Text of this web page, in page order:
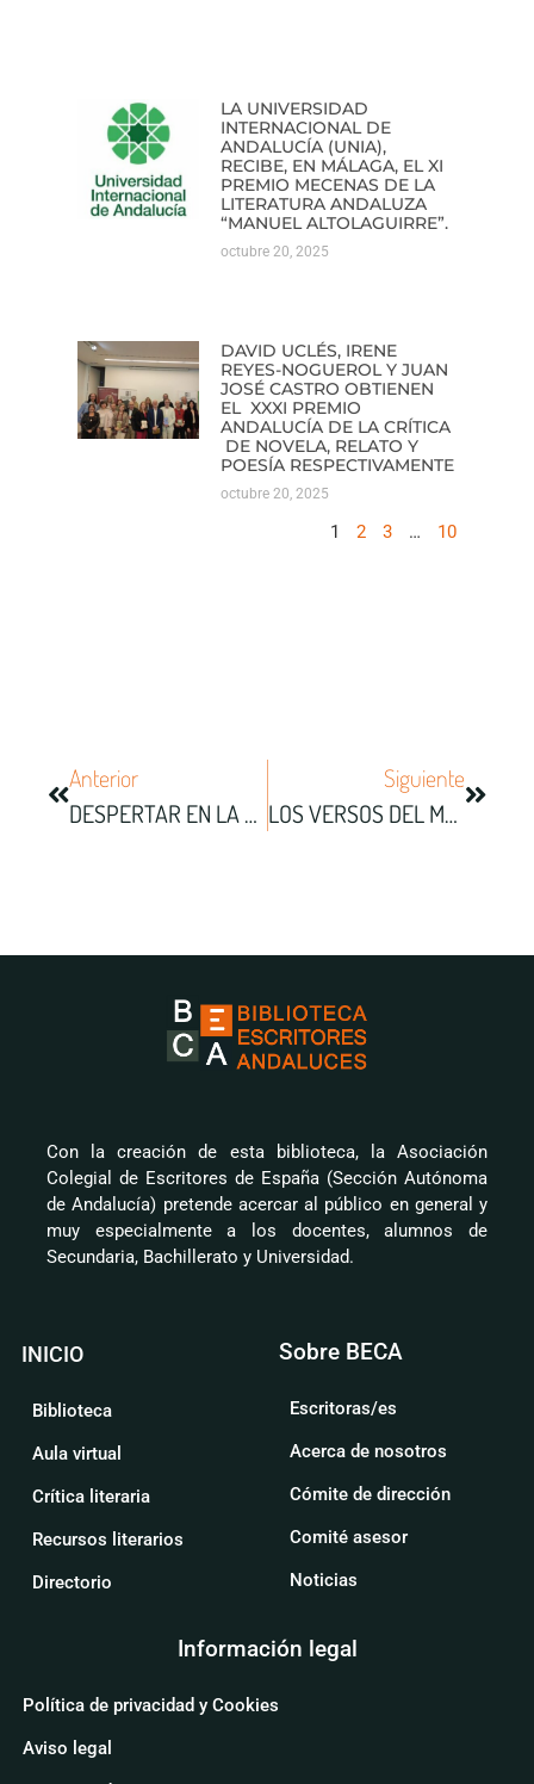
LA UNIVERSIDAD
INTERNACIONAL DE
ANDALUCÍA (UNIA),
RECIBE, EN MÁLAGA, EL XI
PREMIO MECENAS DE LA
LITERATURA ANDALUZA
“MANUEL ALTOLAGUIRRE”.
octubre 20, 2025
DAVID UCLÉS, IRENE
REYES-NOGUEROL Y JUAN
JOSÉ CASTRO OBTIENEN
EL XXXI PREMIO
ANDALUCÍA DE LA CRÍTICA
DE NOVELA, RELATO Y
POESÍA RESPECTIVAMENTE
octubre 20, 2025
1 2 3 … 10
Anterior
DESPERTAR EN LA AURORA: LA LUZ QUE HABITA LA HERIDA
Siguiente
LOS VERSOS DEL MANANTIAL
Con la creación de esta biblioteca, la Asociación
Colegial de Escritores de España (Sección Autónoma
de Andalucía) pretende acercar al público en general y
muy especialmente a los docentes, alumnos de
Secundaria, Bachillerato y Universidad.
INICIO
Biblioteca
Aula virtual
Crítica literaria
Recursos literarios
Directorio
Sobre BECA
Escritoras/es
Acerca de nosotros
Cómite de dirección
Comité asesor
Noticias
Información legal
Política de privacidad y Cookies
Aviso legal